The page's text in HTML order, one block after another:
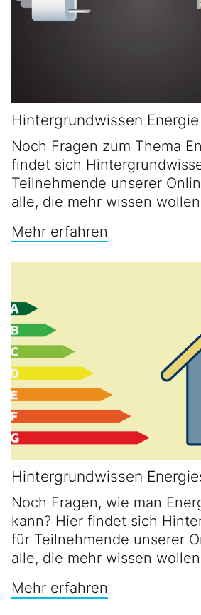
Hintergrundwissen Energie
Noch Fragen zum Thema
findet sich
Teilnehmende unserer
alle, die mehr wissen
Mehr erfahren
Hintergrundwissen
Noch Fragen, wie man
kann? Hier findet sich
für Teilnehmende unserer
alle, die mehr wissen
Mehr erfahren